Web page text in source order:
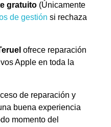
gratuito (Únicamente
de gestión si rechaza
ofrece reparación
Apple en toda la
de reparación y
buena experiencia
momento del